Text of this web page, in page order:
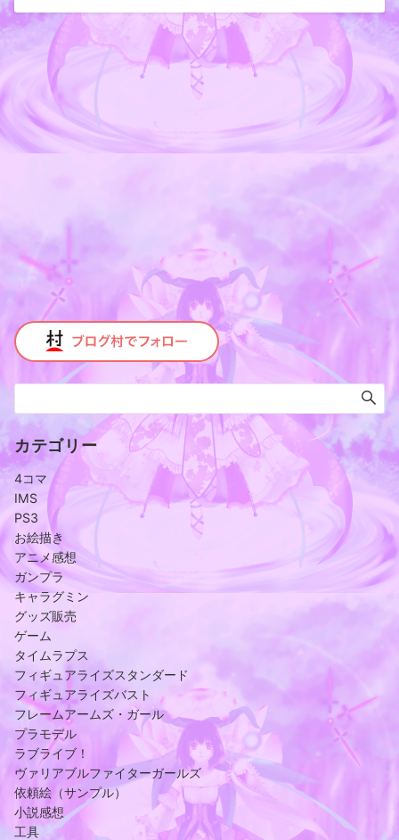
カテゴリー
4コマ
IMS
PS3
お絵描き
アニメ感想
ガンプラ
キャラグミン
グッズ販売
ゲーム
タイムラプス
フィギュアライズスタンダード
フィギュアライズバスト
フレームアームズ・ガール
プラモデル
ラブライブ！
ヴァリアブルファイターガールズ
依頼絵（サンプル）
小説感想
工具